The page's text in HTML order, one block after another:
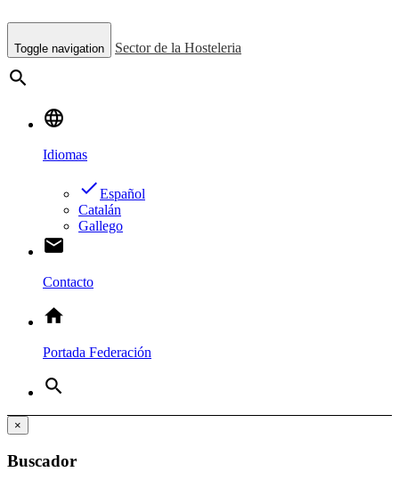
Toggle navigation Sector de la Hosteleria
search
language
Idiomas
doneEspañol
Catalán
Gallego
email
Contacto
home
Portada Federación
search
×
Buscador